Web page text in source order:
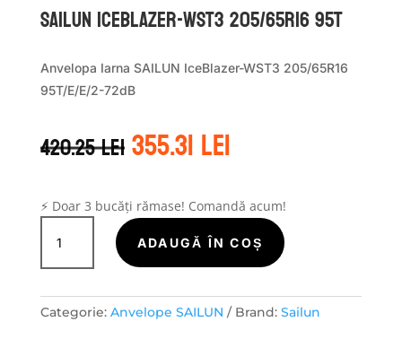
Sailun ICEBLAZER-WST3 205/65R16 95T
Anvelopa Iarna SAILUN IceBlazer-WST3 205/65R16
95T/E/E/2-72dB
420.25leiPrețul
inițial
fost:
420.25 lei.
355.31leiPrețul
curent
355.31 lei.
⚡ Doar 3 bucăți rămase! Comandă acum!
Cantitate
Sailun
ICEBLAZER-
205/65R16
ADAUGĂ ÎN COȘ
Categorie: Anvelope SAILUN Brand: Sailun